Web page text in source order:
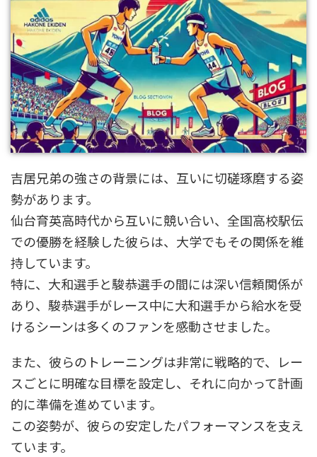
吉居兄弟の強さの背景には、互いに切磋琢磨する姿
勢があります。
仙台育英高時代から互いに競い合い、全国高校駅伝
での優勝を経験した彼らは、大学でもその関係を維
持しています。
特に、大和選手と駿恭選手の間には深い信頼関係が
あり、駿恭選手がレース中に大和選手から給水を受
けるシーンは多くのファンを感動させました。
また、彼らのトレーニングは非常に戦略的で、レー
スごとに明確な目標を設定し、それに向かって計画
的に準備を進めています。
この姿勢が、彼らの安定したパフォーマンスを支え
ています。